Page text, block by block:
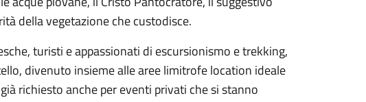
della vegetazione che custodisce.
turisti e appassionati di escursionismo e trekking,
divenuto insieme alle aree limitrofe location ideale
richiesto anche per eventi privati che si stanno